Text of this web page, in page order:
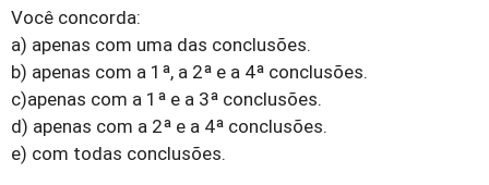
Você concorda:
a) apenas com uma das conclusões.
b) apenas com a 1ª, a 2ª e a 4ª conclusões.
c)apenas com a 1ª e a 3ª conclusões.
d) apenas com a 2ª e a 4ª conclusões.
e) com todas conclusões.